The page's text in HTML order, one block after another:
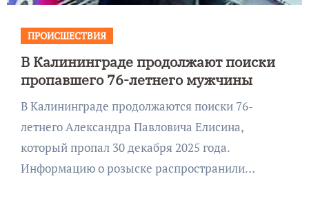
ПРОИСШЕСТВИЯ
В Калининграде продолжают поиски
пропавшего 76-летнего мужчины
В Калининграде продолжаются поиски 76-
летнего Александра Павловича Елисина,
который пропал 30 декабря 2025 года.
Информацию о розыске распространили…